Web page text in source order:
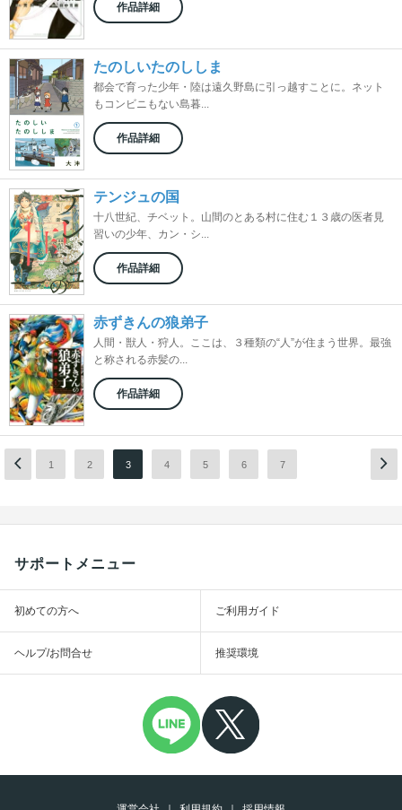
作品詳細
たのしいたのししま
都会で育った少年・陸は遠久野島に引っ越すことに。ネット
もコンビニもない島暮...
作品詳細
テンジュの国
十八世紀、チベット。山間のとある村に住む１３歳の医者見
習いの少年、カン・シ...
作品詳細
赤ずきんの狼弟子
人間・獣人・狩人。ここは、３種類の“人”が住まう世界。最強
と称される赤髪の...
作品詳細
1 2 3 4 5 6 7
サポートメニュー
初めての方へ ご利用ガイド
ヘルプ/お問合せ 推奨環境